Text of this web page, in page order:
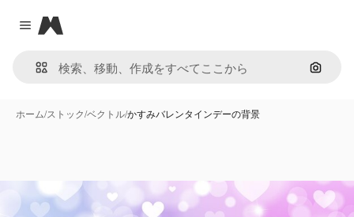
Close menu
Magnific
画像で
ホーム/ストック/ベクトル/かすみバレンタインデーの背景